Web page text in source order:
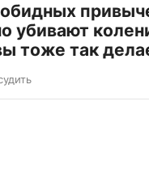
убивают
тоже так